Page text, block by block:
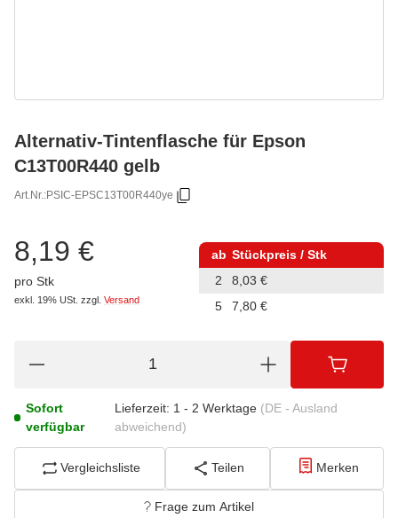
Alternativ-Tintenflasche für Epson
C13T00R440 gelb
Art.Nr.:PSIC-EPSC13T00R440ye
8,19 €
pro Stk
exkl. 19% USt. zzgl. Versand
ab Stückpreis / Stk
2
8,03 €
5
7,80 €
Sofort
verfügbar
Lieferzeit: 1 - 2 Werktage (DE - Ausland
abweichend)
Vergleichsliste Teilen Merken
Frage zum Artikel